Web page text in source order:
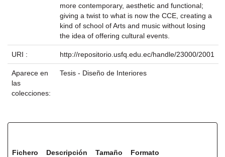
more contemporary, aesthetic and functional;
giving a twist to what is now the CCE, creating a
kind of school of Arts and music without losing
the idea of offering cultural events.
URI : http://repositorio.usfq.edu.ec/handle/23000/2001
Aparece en
las
colecciones:
Tesis - Diseño de Interiores
Fichero Descripción Tamaño Formato